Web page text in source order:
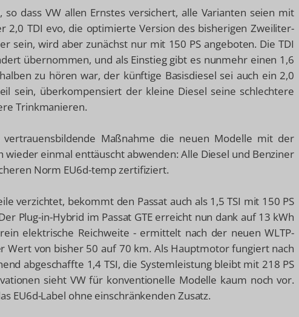
dass VW allen Ernstes versichert, alle Varianten seien mit
2,0 TDI evo, die optimierte Version des bisherigen Zweiliter-
sein, wird aber zunächst nur mit 150 PS angeboten. Die TDI
übernommen, und als Einstieg gibt es nunmehr einen 1,6
zu hören war, der künftige Basisdiesel sei auch ein 2,0
sein, überkompensiert der kleine Diesel seine schlechtere
Trinkmanieren.
Maßnahme die neuen Modelle mit der
wieder einmal enttäuscht abwenden: Alle Diesel und Benziner
Norm EU6d-temp zertifiziert.
verzichtet, bekommt den Passat auch als 1,5 TSI mit 150 PS
Plug-in-Hybrid im Passat GTE erreicht nun dank auf 13 kWh
elektrische Reichweite - ermittelt nach der neuen WLTP-
Wert von bisher 50 auf 70 km. Als Hauptmotor fungiert nach
abgeschaffte 1,4 TSI, die Systemleistung bleibt mit 218 PS
sieht VW für konventionelle Modelle kaum noch vor.
EU6d-Label ohne einschränkenden Zusatz.